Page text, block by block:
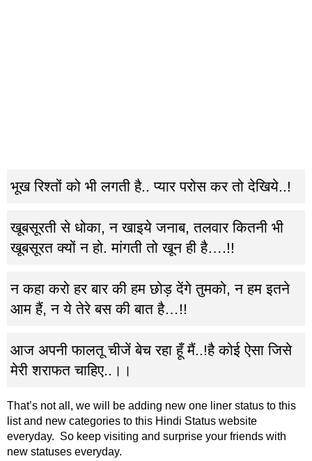
भूख रिश्तों को भी लगती है.. प्यार परोस कर तो देखिये..!
खूबसूरती से धोका, न खाइये जनाब, तलवार कितनी भी
खूबसूरत क्यों न हो. मांगती तो खून ही है….!!
न कहा करो हर बार की हम छोड़ देंगे तुमको, न हम इतने
आम हैं, न ये तेरे बस की बात है…!!
आज अपनी फालतू चीजें बेच रहा हूँ मैं..!है कोई ऐसा जिसे
मेरी शराफत चाहिए..।।
That’s not all, we will be adding new one liner status to this
list and new categories to this Hindi Status website
everyday. So keep visiting and surprise your friends with
new statuses everyday.